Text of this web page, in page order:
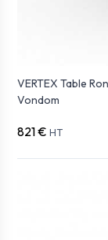
VERTEX Table
Vondom
821 € HT